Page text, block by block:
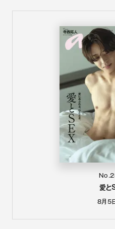
愛と
8月5